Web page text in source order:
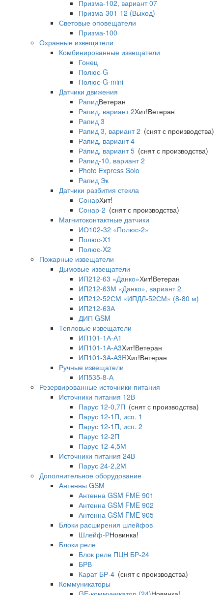
Призма-102, вариант 07
Призма-301-12 (Выход)
Световые оповещатели
Призма-100
Охранные извещатели
Комбинированные извещатели
Гонец
Полюс-G
Полюс-G-mini
Датчики движения
РапидВетеран
Рапид, вариант 2Хит!Ветеран
Рапид 3
Рапид 3, вариант 2 (снят с производства)
Рапид, вариант 4
Рапид, вариант 5 (снят с производства)
Рапид-10, вариант 2
Photo Express Solo
Рапид Эк
Датчики разбития стекла
СонарХит!
Сонар-2 (снят с производства)
Магнитоконтактные датчики
ИО102-32 «Полюс-2»
Полюс-X1
Полюс-X2
Пожарные извещатели
Дымовые извещатели
ИП212-63 «Данко»Хит!Ветеран
ИП212-63М «Данко», вариант 2
ИП212-52СМ «ИПДЛ-52СМ» (8-80 м)
ИП212-63А
ДИП GSM
Тепловые извещатели
ИП101-1А-А1
ИП101-1А-А3Хит!Ветеран
ИП101-3А-А3RХит!Ветеран
Ручные извещатели
ИП535-8-А
Резервированные источники питания
Источники питания 12В
Парус 12-0,7П (снят с производства)
Парус 12-1П, исп. 1
Парус 12-1П, исп. 2
Парус 12-2П
Парус 12-4,5М
Источники питания 24В
Парус 24-2,2М
Дополнительное оборудование
Антенны GSM
Антенна GSM FME 901
Антенна GSM FME 902
Антенна GSM FME 905
Блоки расширения шлейфов
Шлейф-РНовинка!
Блоки реле
Блок реле ПЦН БР-24
БРВ
Карат БР-4 (снят с производства)
Коммуникаторы